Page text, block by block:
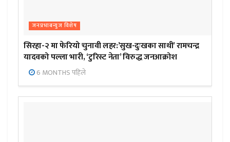
जनप्रभाबन्युज विशेष
सिरहा-२ मा फेरियो चुनावी लहर:’सुख-दुःखका साथी’ रामचन्द्र
यादवको पल्ला भारी, ‘टुरिस्ट नेता’ विरुद्ध जनआक्रोश
6 MONTHS पहिले